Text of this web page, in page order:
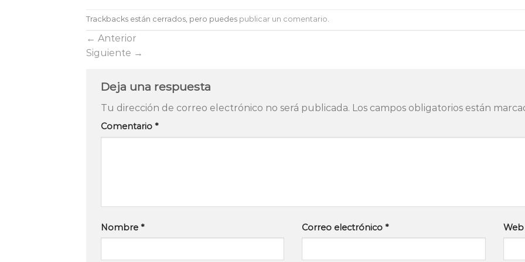
Trackbacks están cerrados, pero puedes publicar un comentario
← Anterior
Siguiente →
Deja una respuesta
Tu dirección de correo electrónico no será publicada. Los campos obligatorios están
Comentario *
Nombre * Correo electrónico* Web